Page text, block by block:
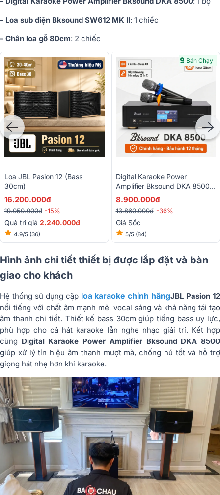
- Loa sub điện Bksound SW612 MK II: 1 chiếc
- Chân loa gỗ 80cm: 2 chiếc
Loa JBL Pasion 12 (bass
30cm)
16.200.000đ
19.050.000đ -15%
Quà trị giá 2.240.000đ
4.9/5 (36)
Bán Chạy
Digital Karaoke Power
Amplifier Bksound DKA 8500
(2 Kênh, 750W, Kèm Micro
8.900.000đ
13.860.000đ -36%
Giá Sốc
5/5 (84)
Hình ảnh chi tiết thiết bị được lắp đặt và bàn
giao cho khách
Hệ thống sử dụng cặp loa karaoke chính hãngJBL Pasion 12
nổi tiếng với chất âm mạnh mẽ, vocal sáng và khả năng tái tạo
âm thanh chi tiết. Thiết kế bass 30cm giúp tiếng bass uy lực,
phù hợp cho cả hát karaoke lẫn nghe nhạc giải trí. Kết hợp
cùng Digital Karaoke Power Amplifier Bksound DKA 8500
giúp xử lý tín hiệu âm thanh mượt mà, chống hú tốt và hỗ trợ
giọng hát nhẹ hơn khi karaoke.